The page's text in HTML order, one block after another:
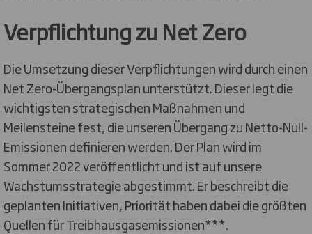
Verpflichtung zu Net Zero
Die Umsetzung dieser Verpflichtungen wird durch einen
Net Zero-Übergangsplan unterstützt. Dieser legt die
wichtigsten strategischen Maßnahmen und
Meilensteine fest, die unseren Übergang zu Netto-Null-
Emissionen definieren werden. Der Plan wird im
Sommer 2022 veröffentlicht und ist auf unsere
Wachstumsstrategie abgestimmt. Er beschreibt die
geplanten Initiativen, Priorität haben dabei die größten
Quellen für Treibhausgasemissionen***.